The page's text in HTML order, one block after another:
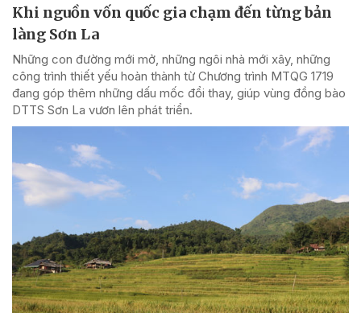
Khi nguồn vốn quốc gia chạm đến từng bản
làng Sơn La
Những con đường mới mở, những ngôi nhà mới xây, những
công trình thiết yếu hoàn thành từ Chương trình MTQG 1719
đang góp thêm những dấu mốc đổi thay, giúp vùng đồng bào
DTTS Sơn La vươn lên phát triển.